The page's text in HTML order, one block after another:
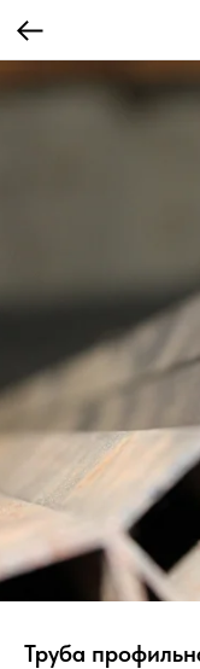
Труба